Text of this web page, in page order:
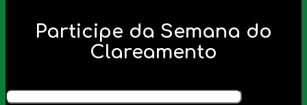
Participe da Semana do
Clareamento